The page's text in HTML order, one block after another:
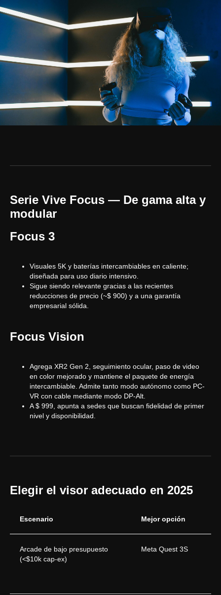
Serie Vive Focus — De gama alta y
modular
Focus 3
Visuales 5K y baterías intercambiables en caliente;
diseñada para uso diario intensivo.
Sigue siendo relevante gracias a las recientes
reducciones de precio (~$ 900) y a una garantía
empresarial sólida.
Focus Vision
Agrega XR2 Gen 2, seguimiento ocular, paso de video
en color mejorado y mantiene el paquete de energía
intercambiable. Admite tanto modo autónomo como PC-
VR con cable mediante modo DP-Alt.
A $ 999, apunta a sedes que buscan fidelidad de primer
nivel y disponibilidad.
Elegir el visor adecuado en 2025
Escenario Mejor opción
Arcade de bajo presupuesto
(<$10k cap-ex)
Meta Quest 3S